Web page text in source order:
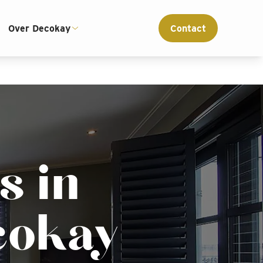
Interieur advies op maat
Over Decokay Contact
in